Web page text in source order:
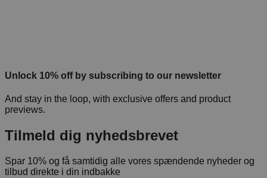
Unlock 10% off by subscribing to our newsletter
And stay in the loop, with exclusive offers and product
previews.
Tilmeld dig nyhedsbrevet
Spar 10% og få samtidig alle vores spændende nyheder og
tilbud direkte i din indbakke